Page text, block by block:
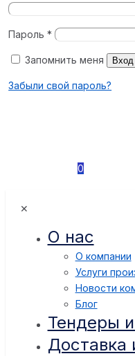
Пароль*
Запомнить меня Вход
Забыли свой пароль?
0
✕
О нас
О компании
Услуги
Новости
Блог
Тендеры и
Доставка